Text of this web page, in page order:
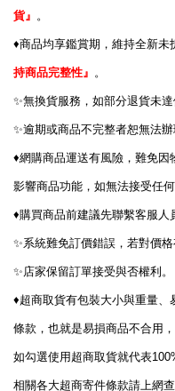
貨』 。
♦️商品均享鑑賞期，維持全新未
持商品完整性』 。
✨無換貨服務，如部分退貨未
✨逾期或商品不完整者恕無法辦
♦️網購商品運送有風險，難免因
影響商品功能，如無法接受任
♦️購買商品前建議先聯繫客服人
✨系統難免訂價錯誤，若對價格
✨店家保留訂單接受與否權利。
♦️超商取貨有包裝大小與重量
條款，也就是易損商品不合用
如勾選使用超商取貨就代表
相關各大超商寄件條款請上網查